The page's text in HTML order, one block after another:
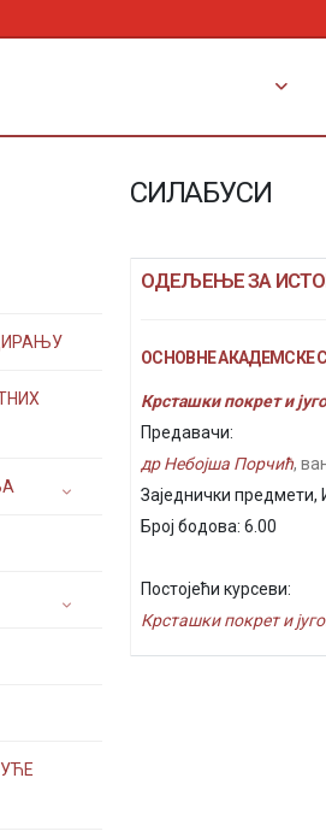
СИЛАБУСИ
ОДЕЉЕЊЕ ЗА
ОСНОВНЕ АКАДЕМСКЕ
Крсташки покрет и
Предавачи:
др Небојша Порчић,
Заједнички
Број бодова: 6.00
Постојећи курсеви:
Крсташки покрет и